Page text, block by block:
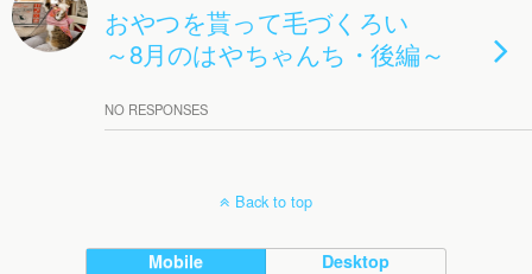
おやつを貰って毛づくろい
～8月のはやちゃんち・後編～
NO RESPONSES
Back to top
Mobile Desktop